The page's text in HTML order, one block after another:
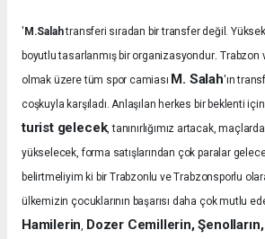
'M.Salahtransferi sıradan bir transfer değil.
boyutlu tasarlanmış bir organizasyondur.Trabzon
olmak üzere tüm spor camiası M. Salah'ın
coşkuyla karşıladı. Anlaşılan herkes bir beklenti
turist gelecek, tanınırlığımız artacak,
yükselecek, forma satışlarından çok paralar
belirtmeliyim ki bir Trabzonlu ve Trabzonsporlu
ülkemizin çocuklarının başarısı daha çok mutlu
Hamilerin Dozer Cemillerin,